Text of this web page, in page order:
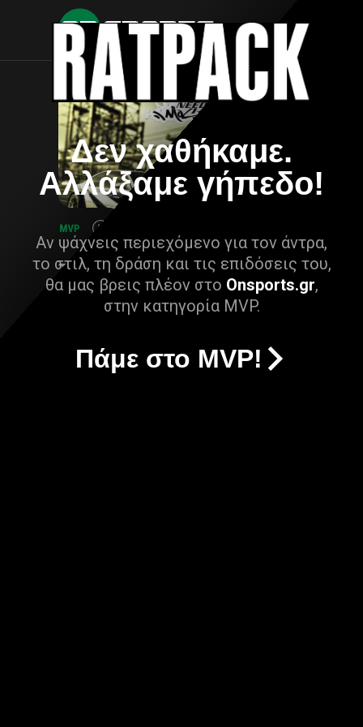
Δεν χαθήκαμε.
Αλλάξαμε γήπεδο!
Αν ψάχνεις περιεχόμενο για τον άντρα,
το στιλ, τη δράση και τις επιδόσεις του,
θα μας βρεις πλέον στο Onsports.gr,
στην κατηγορία MVP.
Πάμε στο MVP!